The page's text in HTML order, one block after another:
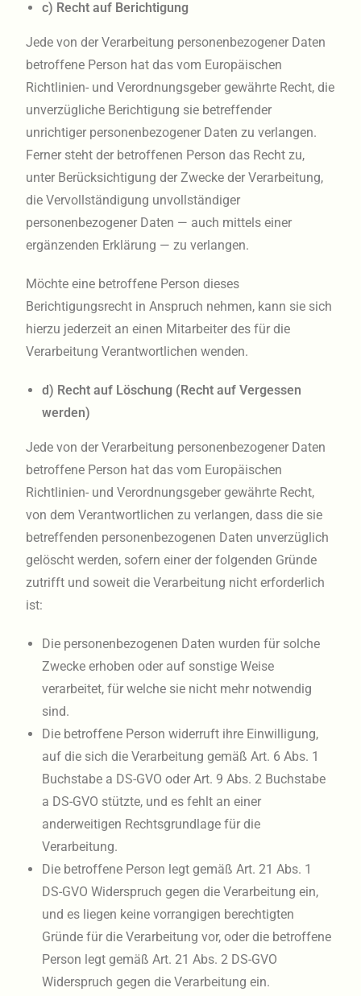
c) Recht auf Berichtigung
Jede von der Verarbeitung personenbezogener Daten
betroffene Person hat das vom Europäischen
Richtlinien- und Verordnungsgeber gewährte Recht, die
unverzügliche Berichtigung sie betreffender
unrichtiger personenbezogener Daten zu verlangen.
Ferner steht der betroffenen Person das Recht zu,
unter Berücksichtigung der Zwecke der Verarbeitung,
die Vervollständigung unvollständiger
personenbezogener Daten — auch mittels einer
ergänzenden Erklärung — zu verlangen.
Möchte eine betroffene Person dieses
Berichtigungsrecht in Anspruch nehmen, kann sie sich
hierzu jederzeit an einen Mitarbeiter des für die
Verarbeitung Verantwortlichen wenden.
d) Recht auf Löschung (Recht auf Vergessen
werden)
Jede von der Verarbeitung personenbezogener Daten
betroffene Person hat das vom Europäischen
Richtlinien- und Verordnungsgeber gewährte Recht,
von dem Verantwortlichen zu verlangen, dass die sie
betreffenden personenbezogenen Daten unverzüglich
gelöscht werden, sofern einer der folgenden Gründe
zutrifft und soweit die Verarbeitung nicht erforderlich
ist:
Die personenbezogenen Daten wurden für solche
Zwecke erhoben oder auf sonstige Weise
verarbeitet, für welche sie nicht mehr notwendig
sind.
Die betroffene Person widerruft ihre Einwilligung,
auf die sich die Verarbeitung gemäß Art. 6 Abs. 1
Buchstabe a DS-GVO oder Art. 9 Abs. 2 Buchstabe
a DS-GVO stützte, und es fehlt an einer
anderweitigen Rechtsgrundlage für die
Verarbeitung.
Die betroffene Person legt gemäß Art. 21 Abs. 1
DS-GVO Widerspruch gegen die Verarbeitung ein,
und es liegen keine vorrangigen berechtigten
Gründe für die Verarbeitung vor, oder die betroffene
Person legt gemäß Art. 21 Abs. 2 DS-GVO
Widerspruch gegen die Verarbeitung ein.